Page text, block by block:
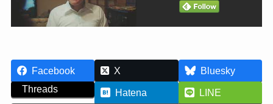
Facebook X
Bluesky
Threads
Hatena
LINE